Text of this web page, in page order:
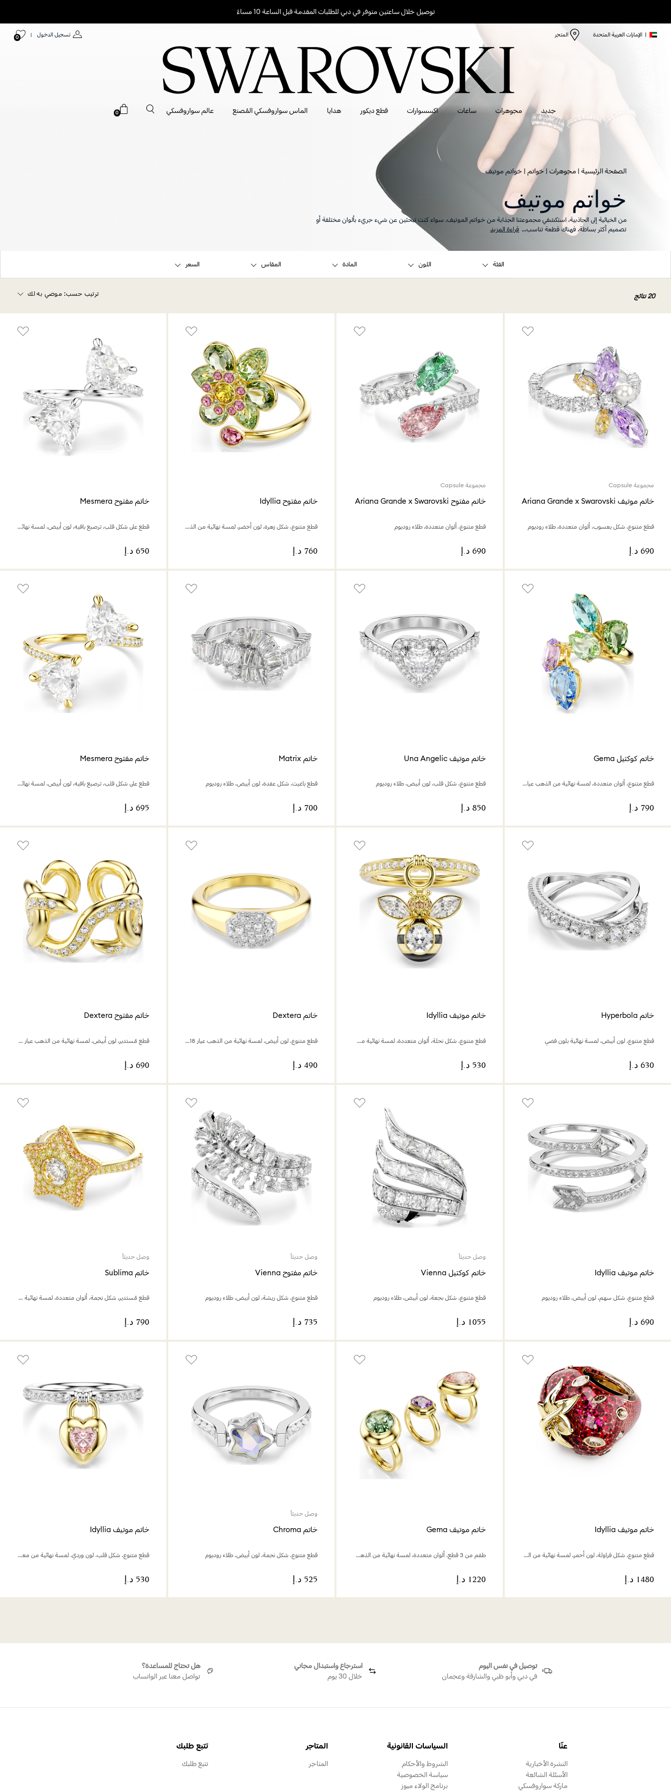
توصيل خلال ساعتين متوفر في دبي للطلبات المقدمة قبل الساعة 10 مساءً
| الإمارات العربية المتحدة المتجر تسجيل الدخول |
0
جديد مجوهرات ساعات اكسسوارات قطع ديكور هدايا الماس سواروفسكي المُصنع عالم سواروفسكي 0
الصفحة الرئيسية مجوهرات خواتم خواتم موتيف
خواتم موتيف
من الخيالية إلى الجاذبية، استكشفي مجموعتنا الجذابة من خواتم الموتيف. سواء كنت تبحثين عن شيء جريء بألوان مختلفة أو
تصميم أكثر بساطة، فهناك قطعة تناسب... قراءة المزيد
الفئة اللون المادة المقاس السعر
20 نتائج ترتيب حسب: موصي به لك
مجموعة Capsule
خاتم موتيف Ariana Grande x Swarovski
قطع متنوع، شكل يعسوب، ألوان متعددة، طلاء روديوم
مجموعة Capsule
خاتم مفتوح Ariana Grande x Swarovski
قطع متنوع، ألوان متعددة، طلاء روديوم
خاتم مفتوح Idyllia
قطع متنوع، شكل زهرة، لون أخضر، لمسة نهائية من الذهب عيار 18 قيراط
خاتم مفتوح Mesmera
قطع على شكل قلب، ترصيع بافيه، لون أبيض، لمسة نهائية باللون الفضي
خاتم كوكتيل Gema
قطع متنوع، ألوان متعددة، لمسة نهائية من الذهب عيار 18 قيراط
خاتم موتيف Una Angelic
قطع متنوع، شكل قلب، لون أبيض، طلاء روديوم
خاتم Matrix
قطع باغيت، شكل عقدة، لون أبيض، طلاء روديوم
خاتم مفتوح Mesmera
قطع على شكل قلب، ترصيع بافيه، لون أبيض، لمسة نهائية من الذهب عيار 18 قيراط
خاتم Hyperbola
قطع متنوع، لون أبيض، لمسة نهائية بلون فضي
خاتم موتيف Idyllia
قطع متنوع، شكل نحلة، ألوان متعددة، لمسة نهائية من الذهب عيار 18 قيراط
خاتم Dextera
قطع متنوع، لون أبيض، لمسة نهائية من الذهب عيار 18 قيراط
خاتم مفتوح Dextera
قطع مُستدير، لون أبيض، لمسة نهائية من الذهب عيار 18 قيراط
خاتم موتيف Idyllia
قطع متنوع، شكل سهم، لون أبيض، طلاء روديوم
وصل حديثاً
خاتم كوكتيل Vienna
قطع متنوع، شكل بجعة، لون أبيض، طلاء روديوم
وصل حديثاً
خاتم مفتوح Vienna
قطع متنوع، شكل ريشة، لون أبيض، طلاء روديوم
وصل حديثاً
خاتم Sublima
قطع مُستدير، شكل نجمة، ألوان متعددة، لمسة نهائية من الذهب عيار 18 قيراط
خاتم موتيف Idyllia
قطع متنوع، شكل فراولة، لون أحمر، لمسة نهائية من الذهب عيار 18 قيراط
خاتم موتيف Gema
طقم من 3 قطع، ألوان متعددة، لمسة نهائية من الذهب عيار 18 قيراط
وصل حديثاً
خاتم Chroma
قطع متنوع، شكل نجمة، لون أبيض، طلاء روديوم
خاتم موتيف Idyllia
قطع متنوع، شكل قلب، لون وردي، لمسة نهائية من معادن مختلطة
توصيل في نفس اليوم
في دبي وأبو ظبي والشارقة وعجمان
استرجاع واستبدال مجاني
خلال 30 يوم
هل تحتاج للمساعدة؟
تواصل معنا عبر الواتساب
عنّا
النشرة الأخبارية
الأسئلة الشائعة
ماركة سواروفسكي
السياسات القانونية
الشروط والأحكام
سياسة الخصوصية
برنامج الولاء ميوز
المتاجر
المتاجر
تتبع طلبك
تتبع طلبك